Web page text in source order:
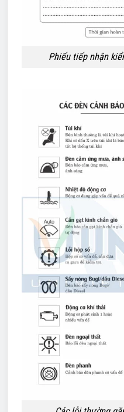
Phiếu tiếp nhận